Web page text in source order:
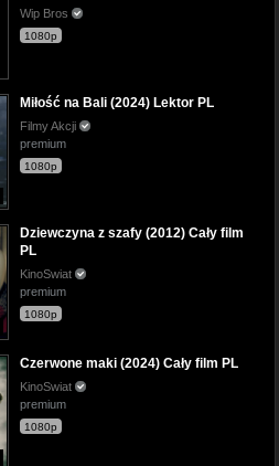
Wip Bros
1080p
Miłość na Bali (2024) Lektor PL
Filmy Akcji
premium
1080p
Dziewczyna z szafy (2012) Cały film
PL
KinoSwiat
premium
1080p
Czerwone maki (2024) Cały film PL
KinoSwiat
premium
1080p